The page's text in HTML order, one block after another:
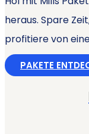
heraus. Spare
profitiere von
PAKETE